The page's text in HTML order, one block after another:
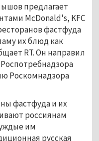
предлагает
McDonald's, KFC
фастфуда
их блюд как
RT. Он направил
Роскомнадзора
фастфуда и их
россиянам
им
русская